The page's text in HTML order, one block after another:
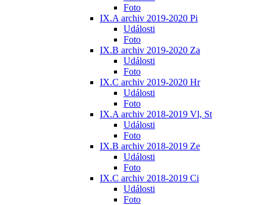
Foto
IX.A archiv 2019-2020 Pi
Události
Foto
IX.B archiv 2019-2020 Za
Události
Foto
IX.C archiv 2019-2020 Hr
Události
Foto
IX.A archiv 2018-2019 Vl, St
Události
Foto
IX.B archiv 2018-2019 Ze
Události
Foto
IX.C archiv 2018-2019 Ci
Události
Foto